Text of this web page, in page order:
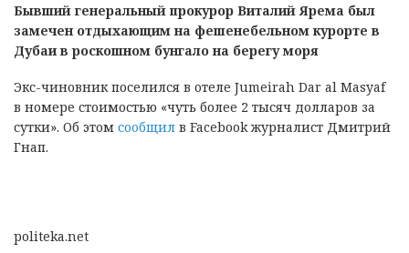
Бывший генеральный прокурор Виталий Ярема был
замечен отдыхающим на фешенебельном курорте в
Дубаи в роскошном бунгало на берегу моря
Экс-чиновник поселился в отеле Jumeirah Dar al Masyaf
в номере стоимостью «чуть более 2 тысяч долларов за
сутки». Об этом сообщил в Facebook журналист Дмитрий
Гнап.
politeka.net